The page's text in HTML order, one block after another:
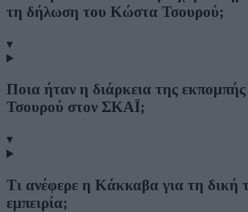
τη δήλωση του Κώστα Τσουρού;
▾
Ποια ήταν η διάρκεια της
Τσουρού στον ΣΚΑΪ;
▾
Τι ανέφερε η Κάκκαβα για τη δική
εμπειρία;